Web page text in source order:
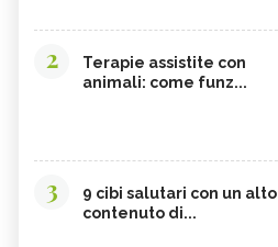
2
Terapie assistite con
animali: come funz...
3
9 cibi salutari con un alto
contenuto di...